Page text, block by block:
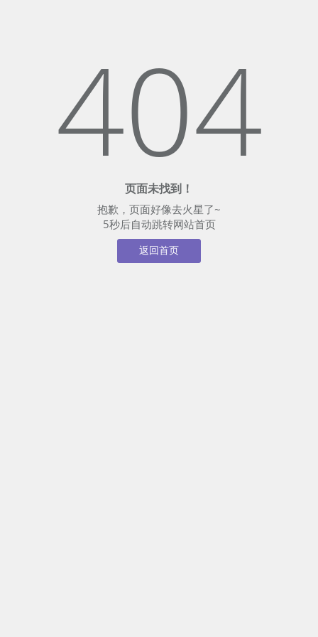
404
页面未找到！
抱歉，页面好像去火星了~
5秒后自动跳转网站首页
返回首页